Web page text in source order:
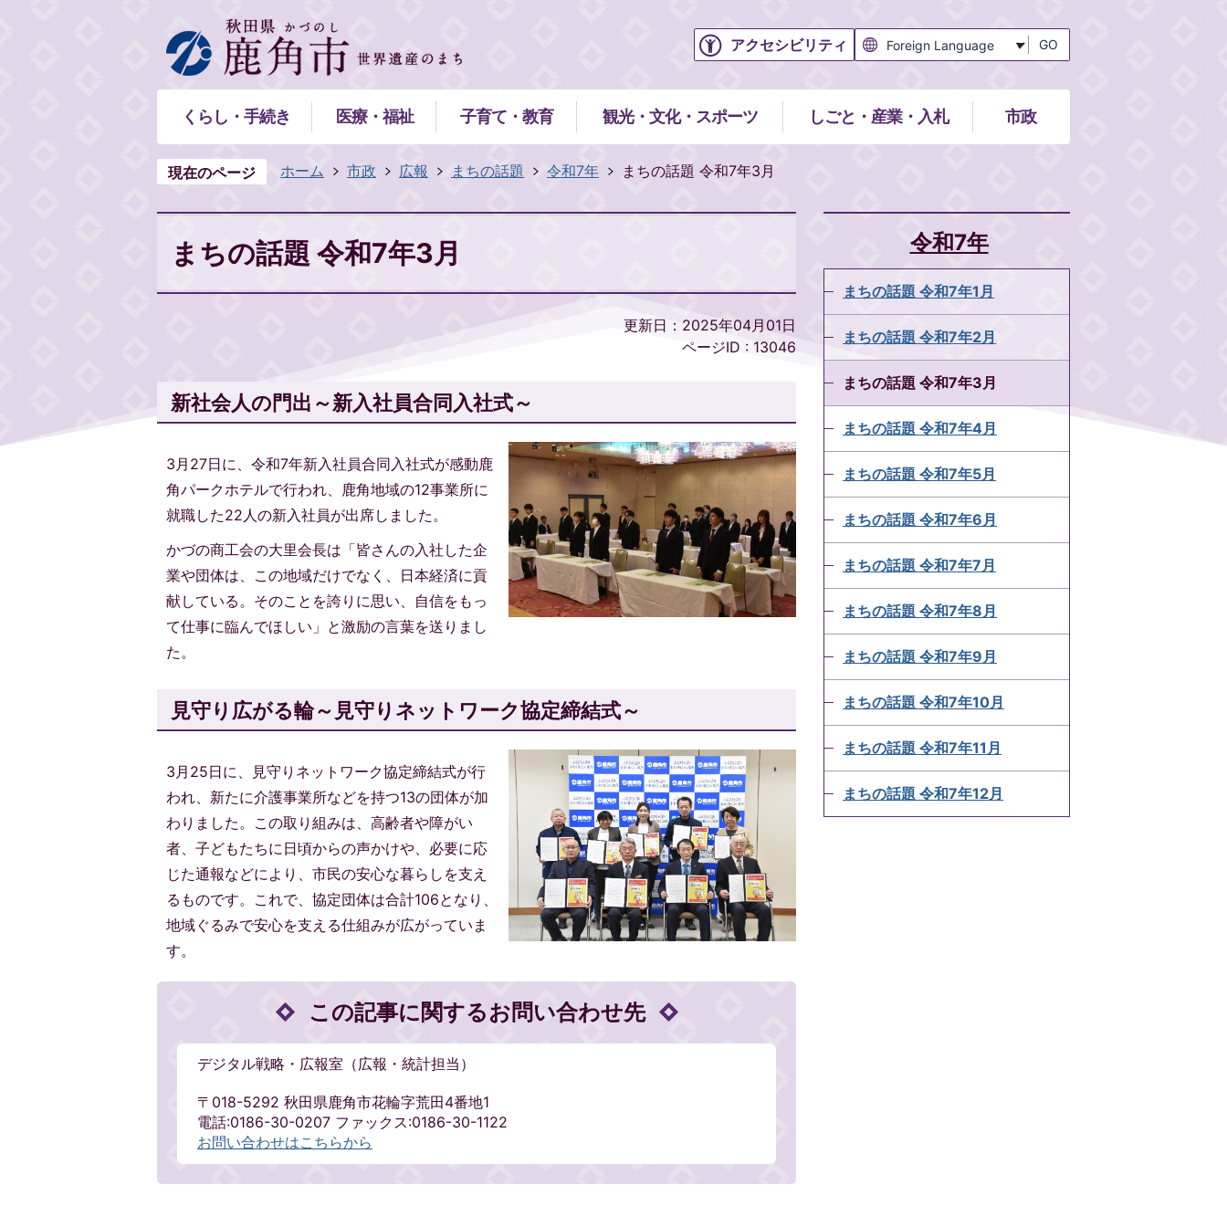
アクセシビリティ GO
くらし・手続き 医療・福祉 子育て・教育 観光・文化・スポーツ しごと・産業・入札 市政
現在のページ ホーム 市政 広報 まちの話題 令和7年 まちの話題 令和7年3月
まちの話題 令和7年3月
更新日：2025年04月01日
ページID : 13046
新社会人の門出～新入社員合同入社式～
3月27日に、令和7年新入社員合同入社式が感動鹿
角パークホテルで行われ、鹿角地域の12事業所に
就職した22人の新入社員が出席しました。
かづの商工会の大里会長は「皆さんの入社した企
業や団体は、この地域だけでなく、日本経済に貢
献している。そのことを誇りに思い、自信をもっ
て仕事に臨んでほしい」と激励の言葉を送りまし
た。
見守り広がる輪～見守りネットワーク協定締結式～
3月25日に、見守りネットワーク協定締結式が行
われ、新たに介護事業所などを持つ13の団体が加
わりました。この取り組みは、高齢者や障がい
者、子どもたちに日頃からの声かけや、必要に応
じた通報などにより、市民の安心な暮らしを支え
るものです。これで、協定団体は合計106となり、
地域ぐるみで安心を支える仕組みが広がっていま
す。
この記事に関するお問い合わせ先
デジタル戦略・広報室（広報・統計担当）
〒018-5292 秋田県鹿角市花輪字荒田4番地1
電話:0186-30-0207 ファックス:0186-30-1122
お問い合わせはこちらから
令和7年
まちの話題 令和7年1月
まちの話題 令和7年2月
まちの話題 令和7年3月
まちの話題 令和7年4月
まちの話題 令和7年5月
まちの話題 令和7年6月
まちの話題 令和7年7月
まちの話題 令和7年8月
まちの話題 令和7年9月
まちの話題 令和7年10月
まちの話題 令和7年11月
まちの話題 令和7年12月